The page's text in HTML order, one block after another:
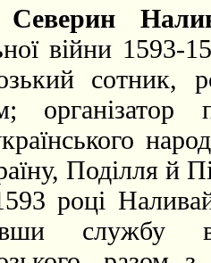
війни 1593-
сотник,
організатор
Поділля й
році
службу